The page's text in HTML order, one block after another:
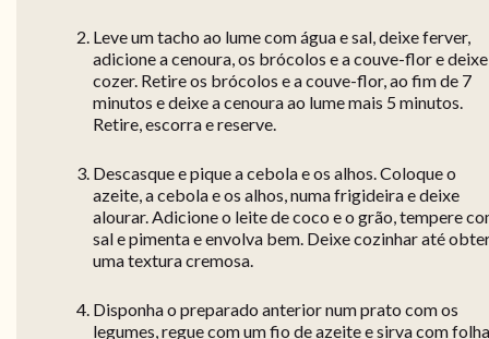
Leve um tacho ao lume com água e sal, deixe ferver,
adicione a cenoura, os brócolos e a couve-flor e deixe
cozer. Retire os brócolos e a couve-flor, ao fim de 7
minutos e deixe a cenoura ao lume mais 5 minutos.
Retire, escorra e reserve.
Descasque e pique a cebola e os alhos. Coloque o
azeite, a cebola e os alhos, numa frigideira e deixe
alourar. Adicione o leite de coco e o grão, tempere
sal e pimenta e envolva bem. Deixe cozinhar até
uma textura cremosa.
Disponha o preparado anterior num prato com os
legumes, regue com um fio de azeite e sirva com